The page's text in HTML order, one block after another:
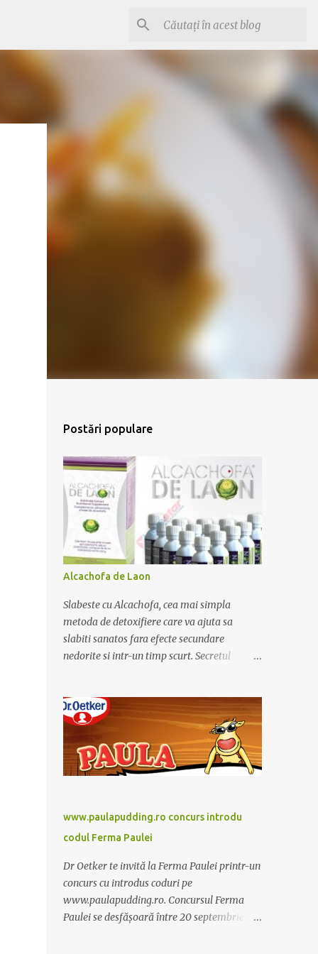
Postări populare
Alcachofa de Laon
Slabeste cu Alcachofa, cea mai simpla
metoda de detoxifiere care va ajuta sa
slabiti sanatos fara efecte secundare
nedorite si intr-un timp scurt. Secretul
trebuie sa folositi o dieta anume iar
Alcachofa se administreaza usor, cate o
sticluta pe zi. Cutia de Alcachofa contine 14
sticlute. Pret 189 lei.
www.paulapudding.ro concurs introdu
codul Ferma Paulei
Dr Oetker te invită la Ferma Paulei printr-un
concurs cu introdus coduri pe
www.paulapudding.ro. Concursul Ferma
Paulei se desfășoară între 20 septembrie -